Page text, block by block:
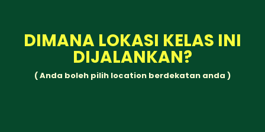
DIMANA LOKASI KELAS INI
DIJALANKAN?
( Anda boleh pilih location berdekatan anda )